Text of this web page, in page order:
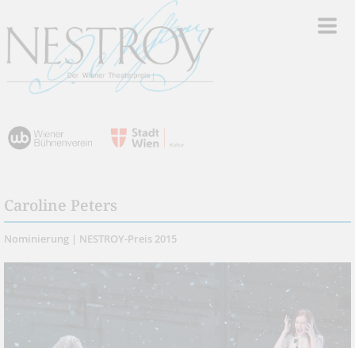
Caroline Peters
Nominierung | NESTROY-Preis 2015